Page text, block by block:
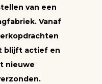
van een
Vanaf
blijft actief en
nieuwe